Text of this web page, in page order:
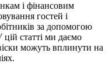
і фінансовим
гостей і
за допомогою
цій статті ми даємо
можуть вплинути на